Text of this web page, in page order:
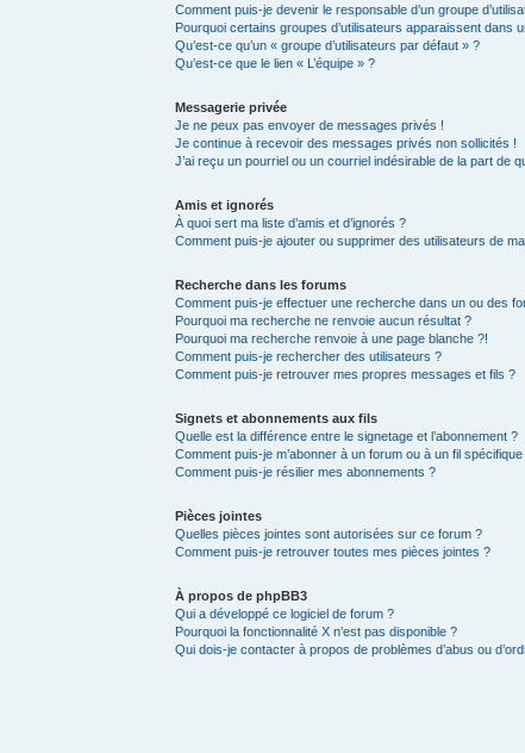
Comment puis-je devenir le responsable d’un groupe
Pourquoi certains groupes d’utilisateurs apparaissent dans
Qu’est-ce qu’un « groupe d’utilisateurs par défaut » ?
Qu’est-ce que le lien « L’équipe » ?
Messagerie privée
Je ne peux pas envoyer de messages privés !
Je continue à recevoir des messages privés non sollicités !
J’ai reçu un pourriel ou un courriel indésirable de la part de
Amis et ignorés
À quoi sert ma liste d’amis et d’ignorés ?
Comment puis-je ajouter ou supprimer des utilisateurs de ma
Recherche dans les forums
Comment puis-je effectuer une recherche dans un ou des
Pourquoi ma recherche ne renvoie aucun résultat ?
Pourquoi ma recherche renvoie à une page blanche ?!
Comment puis-je rechercher des utilisateurs ?
Comment puis-je retrouver mes propres messages et fils ?
Signets et abonnements aux fils
Quelle est la différence entre le signetage et l’abonnement ?
Comment puis-je m’abonner à un forum ou à un fil spécifique
Comment puis-je résilier mes abonnements ?
Pièces jointes
Quelles pièces jointes sont autorisées sur ce forum ?
Comment puis-je retrouver toutes mes pièces jointes ?
À propos de phpBB3
Qui a développé ce logiciel de forum ?
Pourquoi la fonctionnalité X n’est pas disponible ?
Qui dois-je contacter à propos de problèmes d’abus ou